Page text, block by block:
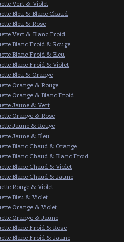
Vert & Violet
Bleu & Blanc Chaud
Bleu & Rose
Vert & Blanc Froid
Blanc Froid & Rouge
Blanc Froid & Bleu
Blanc Froid & Violet
Bleu & Orange
Orange & Rouge
Orange & Blanc Froid
Jaune & Vert
Orange & Rose
Jaune & Rouge
Jaune & Bleu
Blanc Chaud & Orange
Blanc Chaud & Blanc Froid
Blanc Chaud & Violet
Blanc Chaud & Jaune
Rouge & Violet
Bleu & Violet
Orange & Violet
Orange & Jaune
Blanc Froid & Rose
Blanc Froid & Jaune